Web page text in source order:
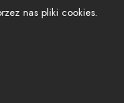
nas pliki cookies.